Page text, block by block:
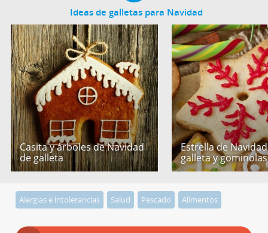
Ideas de galletas para Navidad
Casita y árboles de Navidad
de galleta
Estrella de
galleta y gominolas
Alergias e intolerancias Salud Pescado Alimentos